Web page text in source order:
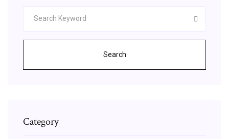
Search
Category